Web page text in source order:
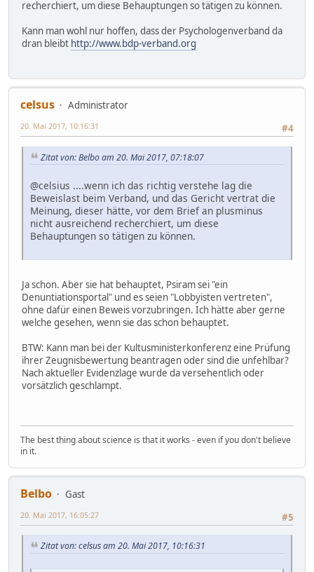
recherchiert, um diese Behauptungen so tätigen zu können.
Kann man wohl nur hoffen, dass der Psychologenverband da
dran bleibt http://www.bdp-verband.org
celsus
Administrator
#4
20. Mai 2017, 10:16:31
Zitat von: Belbo am 20. Mai 2017, 07:18:07
@celsius ....wenn ich das richtig verstehe lag die
Beweislast beim Verband, und das Gericht vertrat die
Meinung, dieser hätte, vor dem Brief an plusminus
nicht ausreichend recherchiert, um diese
Behauptungen so tätigen zu können.
Ja schon. Aber sie hat behauptet, Psiram sei "ein
Denuntiationsportal" und es seien "Lobbyisten vertreten",
ohne dafür einen Beweis vorzubringen. Ich hätte aber gerne
welche gesehen, wenn sie das schon behauptet.
BTW: Kann man bei der Kultusministerkonferenz eine Prüfung
ihrer Zeugnisbewertung beantragen oder sind die unfehlbar?
Nach aktueller Evidenzlage wurde da versehentlich oder
vorsätzlich geschlampt.
The best thing about science is that it works - even if you don't believe
in it.
Belbo
Gast
#5
20. Mai 2017, 16:05:27
Zitat von: celsus am 20. Mai 2017, 10:16:31